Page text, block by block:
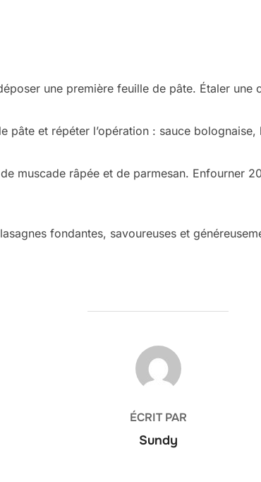
une première feuille de pâte. Étaler
pâte et répéter l’opération : sauce
muscade râpée et de parmesan. Enfourner
fondantes, savoureuses et
AUTEUR DE LA PUBLICATION
ÉCRIT PAR
Sundy